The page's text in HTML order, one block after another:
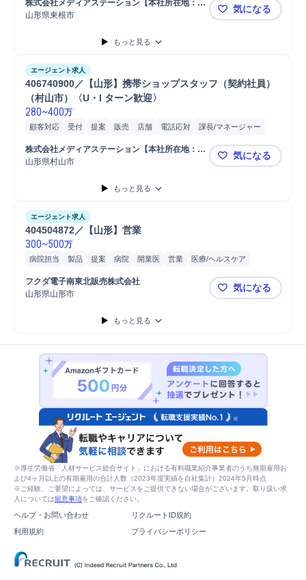
株式会社メディアステーション【本社所在地：宮
城県】
山形県東根市 406740810
気になる
もっと見る
エージェント求人
406740900／【山形】携帯ショップスタッフ（契約社員）
（村山市）〈U・I ターン歓迎〉
280~400万
顧客対応 受付 提案 販売 店舗 電話応対
課長/マネージャー
師長/課長
顧客折衝
株式会社メディアステーション【本社所在地：宮
城県】
山形県村山市 406740900
気になる
もっと見る
エージェント求人
404504872／【山形】営業
300~500万
病院担当 製品 提案 病院 開業医 営業
医療/ヘルスケア
自動車/輸送機械
販売
フクダ電子南東北販売株式会社
山形県山形市
404504872
気になる
もっと見る
※厚生労働省「人材サービス総合サイト」における有料職業紹介事業者のうち無期雇用お
よび4ヶ月以上の有期雇用の合計人数（2023年度実績を自社集計）2024年5月時点
※ご経験、ご要望によっては、サービスをご提供できない場合がございます。取り扱い求
人については留意事項をご確認ください。
ヘルプ・お問い合わせ
リクルートID規約
利用規約
プライバシーポリシー